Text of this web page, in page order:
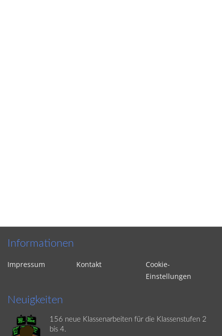
Informationen
Impressum Kontakt
Cookie-
Einstellungen
Neuigkeiten
156 neue Klassenarbeiten für die Klassenstufen 2
bis 4.